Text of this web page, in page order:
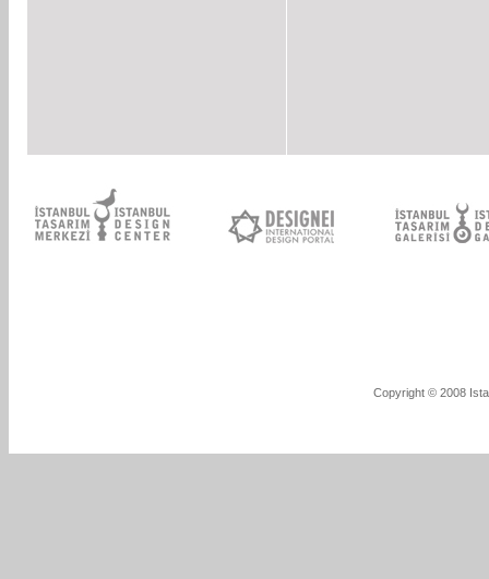
Copyright © 2008